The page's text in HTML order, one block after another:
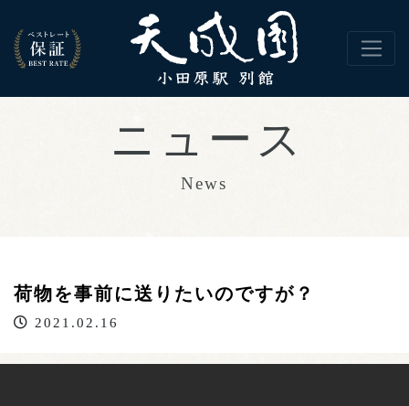
荷物を事前に送りたいのですが？
2021.02.16